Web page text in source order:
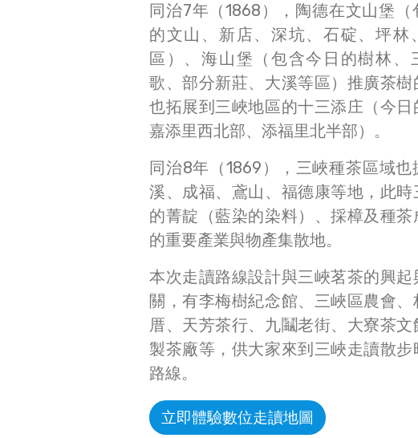
同治7年（1868），陶德在文山堡（
的文山、新店、深坑、石碇、坪林
區）、海山堡（包含今日的樹林、
歌、部分新莊、大溪等區）推廣茶樹
也拓展到三峽地區的十三添庄（今日
嘉添里西北部、添福里北半部）。
同治8年（1869），三峽種茶區域也
溪、成福、鳶山、福德康等地，此時
的菁靛（藍染的染料）、採樟及種茶
的重要產業與物產集散地。
本次走讀路線設計與三峽茗茶的興起
關，有李梅樹紀念館、三峽區農會、
厝、天芳茶行、九鬮老街、大寮茶文
製茶廠等，供大家來到三峽走讀散步
路線。
立即體驗數位走讀地圖